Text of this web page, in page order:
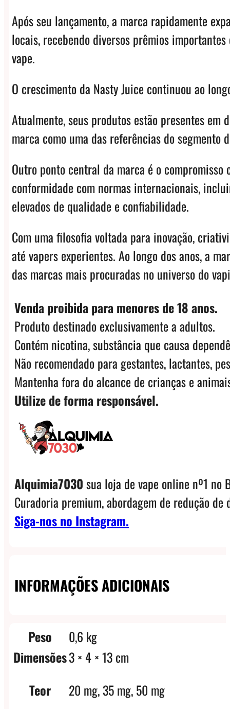
Após seu lançamento, a marca rapidamente
locais, recebendo diversos prêmios
vape.
O crescimento da Nasty Juice continuou ao
Atualmente, seus produtos estão presentes
marca como uma das referências do segmento
Outro ponto central da marca é o
conformidade com normas internacionais,
elevados de qualidade e confiabilidade.
Com uma filosofia voltada para inovação,
até vapers experientes. Ao longo dos anos, a
das marcas mais procuradas no universo do
Venda proibida para menores de 18 anos.
Produto destinado exclusivamente a adultos.
Contém nicotina, substância que causa
Não recomendado para gestantes, lactantes,
Mantenha fora do alcance de crianças e
Utilize de forma responsável.
Alquimia7030sua loja de vape online nº1 no
Curadoria premium, abordagem de redução
Siga-nos no Instagram.
INFORMAÇÕES ADICIONAIS
Peso
0,6 kg
Dimensões3 × 4 × 13 cm
Teor
20 mg, 35 mg, 50 mg